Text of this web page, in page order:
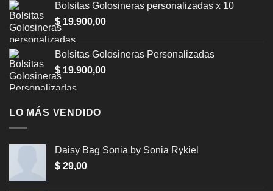
$ 1.500,00.$ 999,00.
Bolsitas Golosineras personalizadas x 10
$ 19.900,00
Bolsitas Golosineras Personalizadas
$ 19.900,00
LO MÁS VENDIDO
Daisy Bag Sonia by Sonia Rykiel
$ 29,00